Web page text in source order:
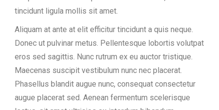
tincidunt ligula mollis sit amet.
Aliquam at ante at elit efficitur tincidunt a quis neque.
Donec ut pulvinar metus. Pellentesque lobortis volutpat
eros sed sagittis. Nunc rutrum ex eu auctor tristique.
Maecenas suscipit vestibulum nunc nec placerat.
Phasellus blandit augue nunc, consequat consectetur
augue placerat sed. Aenean fermentum scelerisque